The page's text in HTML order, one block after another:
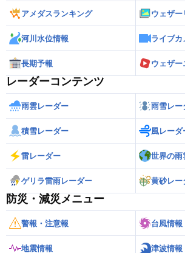
アメダスランキング ウェザー
河川水位情報 ライブカ
長期予報 ウェザ
レーダーコンテンツ
雨雲レーダー 雨雪レー
積雪レーダー 風レーダ
雷レーダー 世界の雨
ゲリラ雷雨レーダー 黄砂レー
防災・減災メニュー
警報・注意報 台風情報
地震情報 津波情報